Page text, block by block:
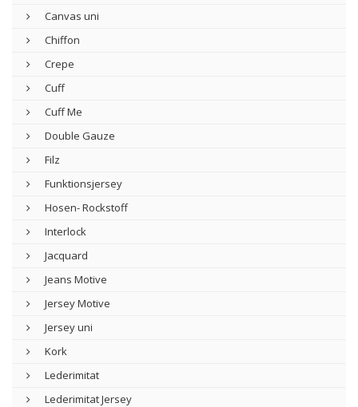
Canvas uni
Chiffon
Crepe
Cuff
Cuff Me
Double Gauze
Filz
Funktionsjersey
Hosen- Rockstoff
Interlock
Jacquard
Jeans Motive
Jersey Motive
Jersey uni
Kork
Lederimitat
Lederimitat Jersey